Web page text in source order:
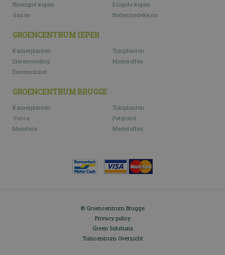
Bloempot kopen
Ecopots kopen
Gazon
Bodembedekkers
GROENCENTRUM IEPER
Kamerplanten
Tuinplanten
Dierenvoeding
Meststoffen
Dierenwinkel
GROENCENTRUM BRUGGE
Kamerplanten
Tuinplanten
Yucca
Potgrond
Monstera
Meststoffen
© Groencentrum Brugge
Privacy policy
Green Solutions
Tuincentrum Overzicht